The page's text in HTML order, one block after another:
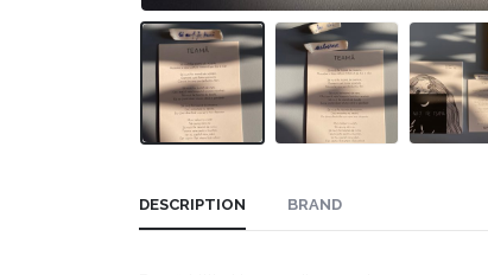
DESCRIPTION BRAND